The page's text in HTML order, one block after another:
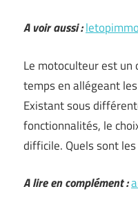
A voir aussi :
Le motoculteur est
temps en allégeant
Existant sous
fonctionnalités, le
difficile. Quels sont
A lire en complément :